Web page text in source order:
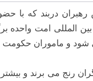
دربند که با
المللی امت
شود و ماموران
رنج می برند و